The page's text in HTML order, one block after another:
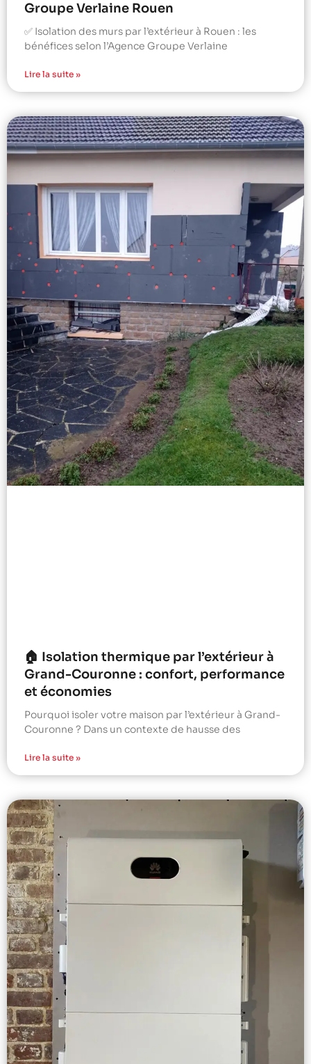
Groupe Verlaine Rouen
✅ Isolation des murs par l’extérieur à Rouen : les
bénéfices selon l’Agence Groupe Verlaine
Lire la suite »
🏠 Isolation thermique par l’extérieur à
Grand-Couronne : confort, performance
et économies
Pourquoi isoler votre maison par l’extérieur à Grand-
Couronne ? Dans un contexte de hausse des
Lire la suite »